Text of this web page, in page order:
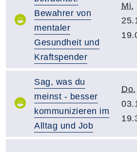
Bewahrer von
mentaler
Gesundheit und
Kraftspender
Mi.
Sag, was du
meinst - besser
kommunizieren im
Alltag und Job
Do.